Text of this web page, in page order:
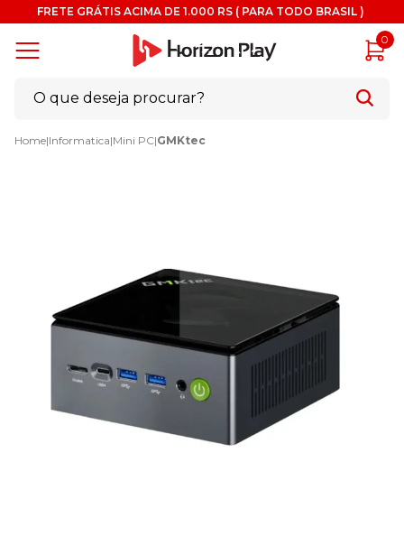
FRETE GRÁTIS ACIMA DE 1.000 RS ( PARA TODO BRASIL )
0
Home|Informatica|Mini PC|GMKtec